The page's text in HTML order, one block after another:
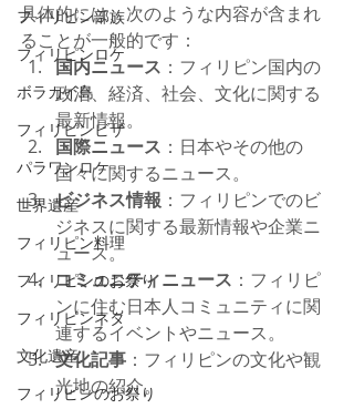
フィリピン部族
フィリピンロケ
ボラカイ島
フィリピンビザ
パラワンロケ
世界遺産
フィリピン料理
フィリピンのお祭り
フィリピンネタ
文化遺産
フィリピンのお祭り
具体的には、次のような内容が含まれ
ることが一般的です：
国内ニュース ：フィリピン国内の
政治、経済、社会、文化に関する
最新情報。
国際ニュース ：日本やその他の
国々に関するニュース。
ビジネス情報 ：フィリピンでのビ
ジネスに関する最新情報や企業ニ
ュース。
コミュニティニュース ：フィリピ
ンに住む日本人コミュニティに関
連するイベントやニュース。
文化記事 ：フィリピンの文化や観
光地の紹介。